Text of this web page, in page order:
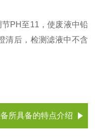
PH至11，使废液中铅
清后，检测滤液中不含
所具备的特点介绍